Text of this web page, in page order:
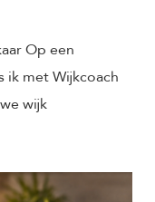
Op een
met Wijkcoach
wijk